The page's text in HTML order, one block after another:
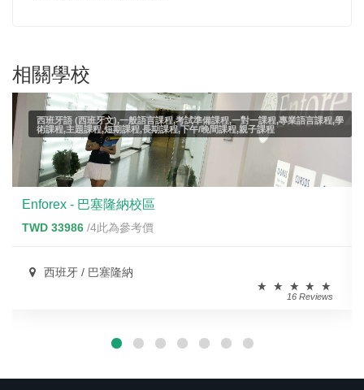
相關學校
西班牙語 (西班牙文),一般語言課程,考試準備課程,一對一課程,專業語言課程,學
術課程,主題課程,短期課程,長期課程,下午/晚間課程,親子課程
Enforex - 巴塞隆納校區
TWD 33986 /4此為參考價
西班牙 / 巴塞隆納
16 Reviews